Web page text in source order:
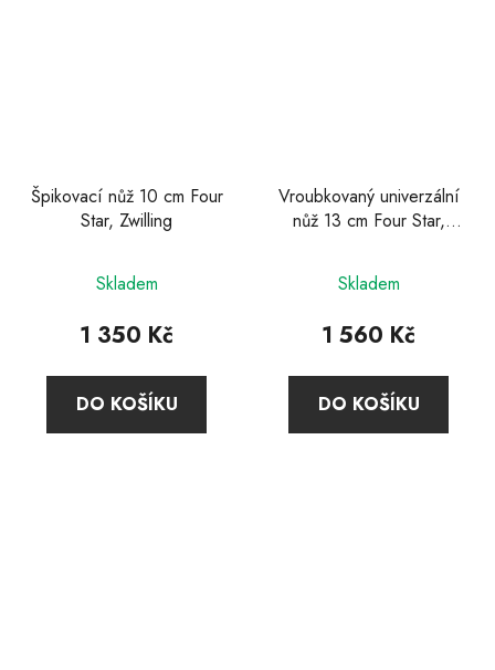
Špikovací nůž 10 cm Four
Star, Zwilling
Skladem
1 350 Kč
DO KOŠÍKU
Vroubkovaný univerzální
nůž 13 cm Four Star,
Skladem
1 560 Kč
DO KOŠÍKU